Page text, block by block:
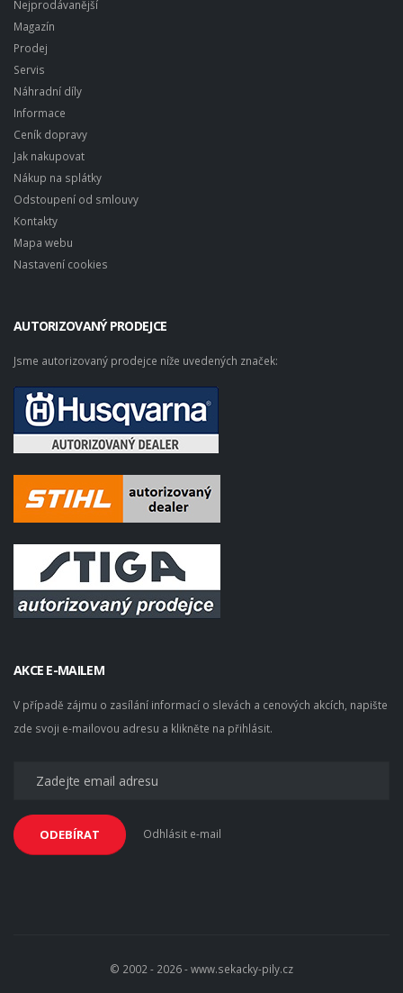
Nejprodávanější
Magazín
Prodej
Servis
Náhradní díly
Informace
Ceník dopravy
Jak nakupovat
Nákup na splátky
Odstoupení od smlouvy
Kontakty
Mapa webu
Nastavení cookies
AUTORIZOVANÝ PRODEJCE
Jsme autorizovaný prodejce níže uvedených značek:
AKCE E-MAILEM
V případě zájmu o zasílání informací o slevách a cenových akcích, napište
zde svoji e-mailovou adresu a klikněte na přihlásit.
ODEBÍRAT Odhlásit e-mail
© 2002 - 2026 - www.sekacky-pily.cz